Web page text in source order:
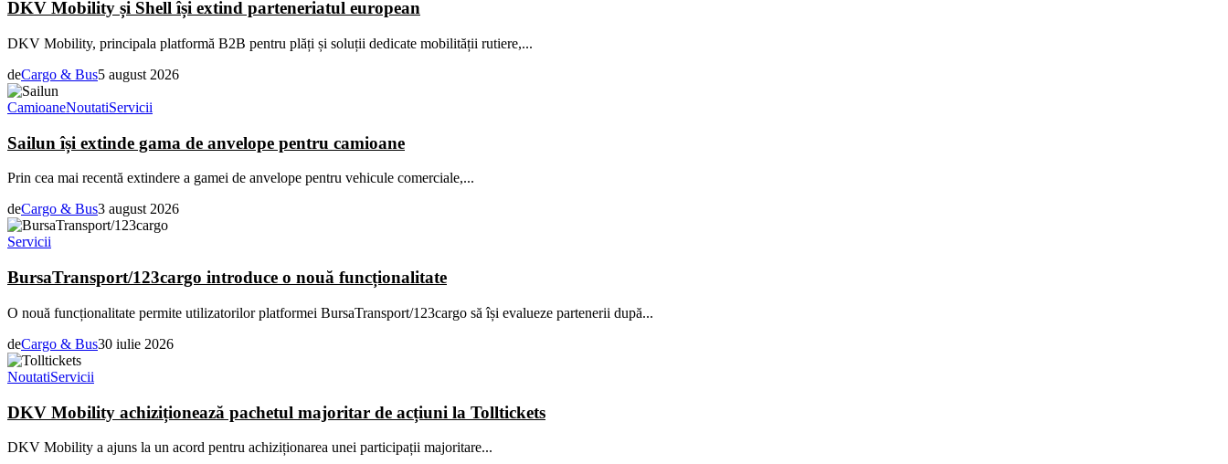
DKV Mobility și Shell își extind parteneriatul european
DKV Mobility, principala platformă B2B pentru plăți și soluții dedicate mobilității rutiere,...
deCargo & Bus5 august 2026
CamioaneNoutatiServicii
Sailun își extinde gama de anvelope pentru camioane
Prin cea mai recentă extindere a gamei de anvelope pentru vehicule comerciale,...
deCargo & Bus3 august 2026
Servicii
BursaTransport/123cargo introduce o nouă funcționalitate
O nouă funcționalitate permite utilizatorilor platformei BursaTransport/123cargo să își evalueze partenerii după...
deCargo & Bus30 iulie 2026
NoutatiServicii
DKV Mobility achiziționează pachetul majoritar de acțiuni la Tolltickets
DKV Mobility a ajuns la un acord pentru achiziționarea unei participații majoritare...